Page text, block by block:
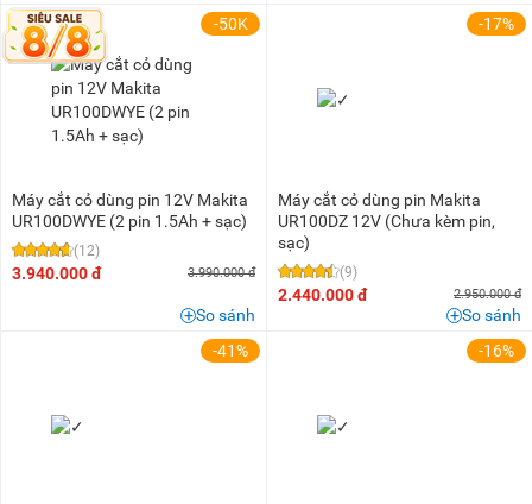
-50K
Máy cắt cỏ dùng pin 12V Makita
UR100DWYE (2 pin 1.5Ah + sạc)
(12)
3.940.000 đ 3.990.000 đ
So sánh
-17%
Máy cắt cỏ dùng pin Makita
UR100DZ 12V (Chưa kèm pin,
sạc)
(9)
2.440.000 đ 2.950.000 đ
So sánh
-41%
-16%